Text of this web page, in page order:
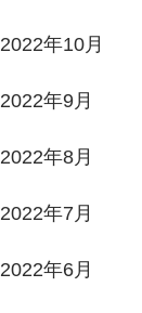
2022年10月
2022年9月
2022年8月
2022年7月
2022年6月